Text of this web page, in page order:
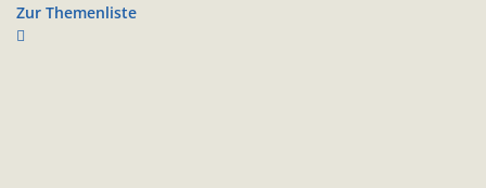
Zur Themenliste